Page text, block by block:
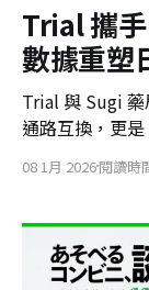
Trial 攜
數據重塑
Trial 與 Sugi
通路互換，更
健康 RMN 模型
08 1月 2026閱讀時